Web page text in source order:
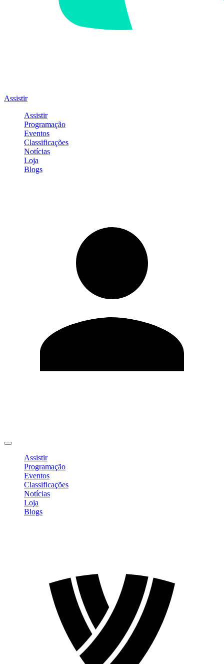
Assistir
Assistir
Programação
Eventos
Classificações
Notícias
Loja
Blogs
Assistir
Programação
Eventos
Classificações
Notícias
Loja
Blogs